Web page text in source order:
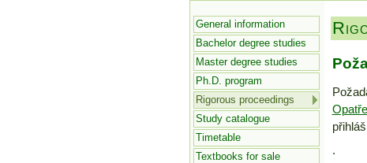
General information
Bachelor degree studies
Master degree studies
Ph.D. program
Rigorous proceedings
Study catalogue
Timetable
Textbooks for sale
.